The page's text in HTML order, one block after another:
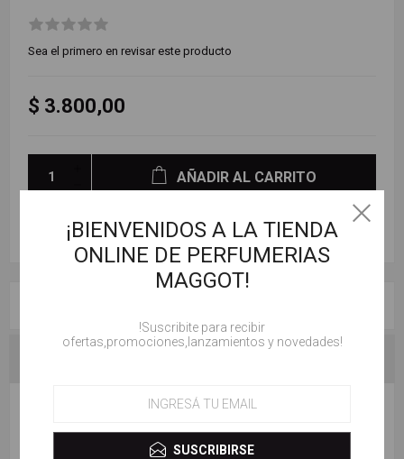
Sea el primero en revisar este producto
$ 3.800,00
AÑADIR AL CARRITO
ESCRIBE TU PROPIO COMENTARIO
¡BIENVENIDOS A LA TIENDA
ONLINE DE PERFUMERIAS
MAGGOT!
!Suscribite para recibir
ofertas,promociones,lanzamientos y novedades!
SUSCRIBIRSE